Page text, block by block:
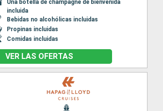
Una botella de champagne de bienvenida
incluida
Bebidas no alcohólicas incluidas
Propinas incluidas
Comidas incluidas
VER LAS OFERTAS